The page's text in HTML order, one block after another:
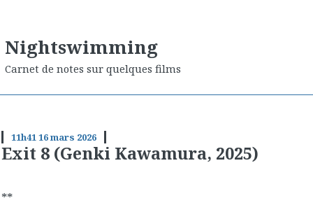
Nightswimming
Carnet de notes sur quelques films
11h41 16mars 2026
Exit 8 (Genki Kawamura, 2025)
**